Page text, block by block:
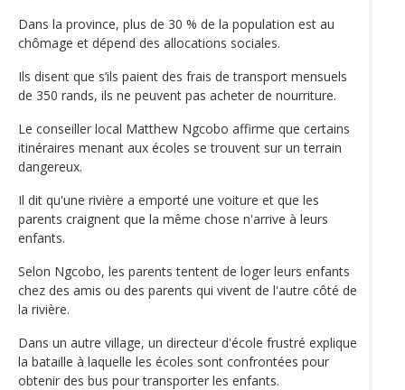
Dans la province, plus de 30 % de la population est au
chômage et dépend des allocations sociales.
Ils disent que s’ils paient des frais de transport mensuels
de 350 rands, ils ne peuvent pas acheter de nourriture.
Le conseiller local Matthew Ngcobo affirme que certains
itinéraires menant aux écoles se trouvent sur un terrain
dangereux.
Il dit qu'une rivière a emporté une voiture et que les
parents craignent que la même chose n'arrive à leurs
enfants.
Selon Ngcobo, les parents tentent de loger leurs enfants
chez des amis ou des parents qui vivent de l'autre côté de
la rivière.
Dans un autre village, un directeur d'école frustré explique
la bataille à laquelle les écoles sont confrontées pour
obtenir des bus pour transporter les enfants.